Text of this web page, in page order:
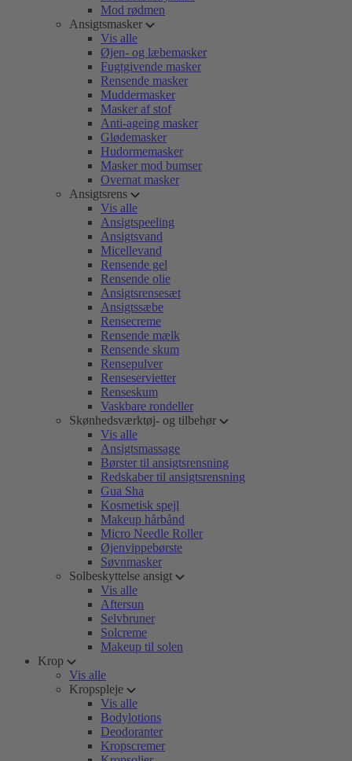
Mod rødmen
Ansigtsmasker
Vis alle
Øjen- og læbemasker
Fugtgivende masker
Rensende masker
Muddermasker
Masker af stof
Anti-ageing masker
Glødemasker
Hudormemasker
Masker mod bumser
Overnat masker
Ansigtsrens
Vis alle
Ansigtspeeling
Ansigtsvand
Micellevand
Rensende gel
Rensende olie
Ansigtsrensesæt
Ansigtssæbe
Rensecreme
Rensende mælk
Rensende skum
Rensepulver
Renseservietter
Renseskum
Vaskbare rondeller
Skønhedsværktøj- og tilbehør
Vis alle
Ansigtsmassage
Børster til ansigtsrensning
Redskaber til ansigtsrensning
Gua Sha
Kosmetisk spejl
Makeup hårbånd
Micro Needle Roller
Øjenvippebørste
Søvnmasker
Solbeskyttelse ansigt
Vis alle
Aftersun
Selvbruner
Solcreme
Makeup til solen
Krop
Vis alle
Kropspleje
Vis alle
Bodylotions
Deodoranter
Kropscremer